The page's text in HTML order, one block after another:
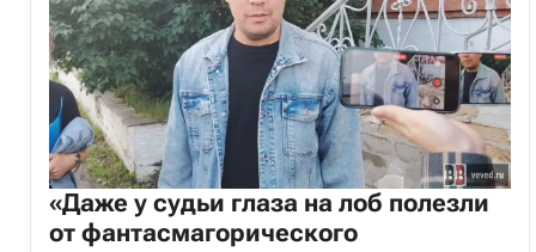
«Даже у судьи глаза на лоб полезли
от фантасмагорического